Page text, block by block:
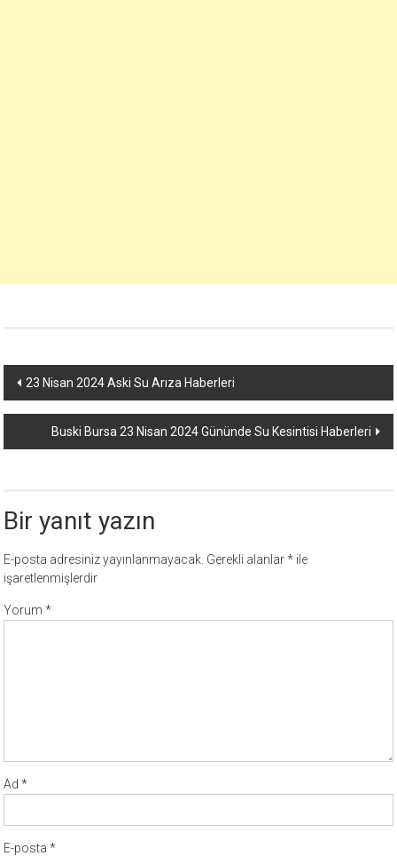
Yazı
dolaşımı
23 Nisan 2024 Aski Su Arıza Haberleri
Buski Bursa 23 Nisan 2024 Gününde Su Kesintisi Haberleri
Bir yanıt yazın
E-posta adresiniz yayınlanmayacak. Gerekli alanlar* ile
işaretlenmişlerdir
Yorum*
Ad*
E-posta*